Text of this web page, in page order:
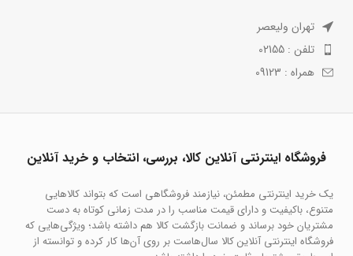
تهران ولیعصر
تلفن : 02155
همراه : 09123
فروشگاه اینترنتی آنلاین کالا، بررسی، انتخاب و خرید آنلاین
یک خرید اینترنتی مطمئن، نیازمند فروشگاهی است که بتواند کالاهایی
متنوع، باکیفیت و دارای قیمت مناسب را در مدت زمانی کوتاه به دست
مشتریان خود برساند و ضمانت بازگشت کالا هم داشته باشد؛ ویژگی‌هایی که
فروشگاه اینترنتی آنلاین کالا سال‌هاست بر روی آن‌ها کار کرده و توانسته از